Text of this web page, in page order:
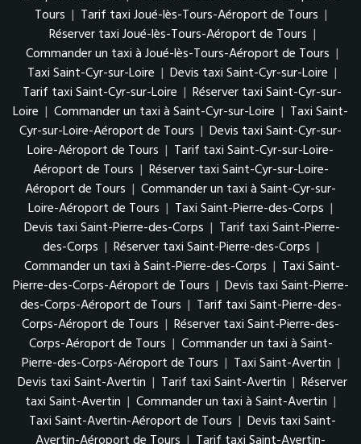
Tours | Tarif taxi Joué-lès-Tours-Aéroport de Tours |
Réserver taxi Joué-lès-Tours-Aéroport de Tours |
Commander un taxi à Joué-lès-Tours-Aéroport de Tours |
Taxi Saint-Cyr-sur-Loire | Devis taxi Saint-Cyr-sur-Loire |
Tarif taxi Saint-Cyr-sur-Loire | Réserver taxi Saint-Cyr-sur-
Loire | Commander un taxi à Saint-Cyr-sur-Loire | Taxi Saint-
Cyr-sur-Loire-Aéroport de Tours | Devis taxi Saint-Cyr-sur-
Loire-Aéroport de Tours | Tarif taxi Saint-Cyr-sur-Loire-
Aéroport de Tours | Réserver taxi Saint-Cyr-sur-Loire-
Aéroport de Tours | Commander un taxi à Saint-Cyr-sur-
Loire-Aéroport de Tours | Taxi Saint-Pierre-des-Corps |
Devis taxi Saint-Pierre-des-Corps | Tarif taxi Saint-Pierre-
des-Corps | Réserver taxi Saint-Pierre-des-Corps |
Commander un taxi à Saint-Pierre-des-Corps | Taxi Saint-
Pierre-des-Corps-Aéroport de Tours | Devis taxi Saint-Pierre-
des-Corps-Aéroport de Tours | Tarif taxi Saint-Pierre-des-
Corps-Aéroport de Tours | Réserver taxi Saint-Pierre-des-
Corps-Aéroport de Tours | Commander un taxi à Saint-
Pierre-des-Corps-Aéroport de Tours | Taxi Saint-Avertin |
Devis taxi Saint-Avertin | Tarif taxi Saint-Avertin | Réserver
taxi Saint-Avertin | Commander un taxi à Saint-Avertin |
Taxi Saint-Avertin-Aéroport de Tours | Devis taxi Saint-